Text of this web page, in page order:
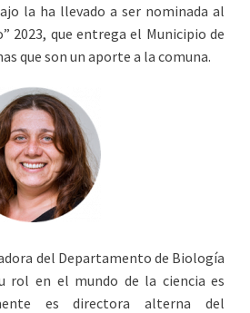
la ha llevado a ser nominada al
2023, que entrega el Municipio de
que son un aporte a la comuna.
del Departamento de Biología
rol en el mundo de la ciencia es
es directora alterna del